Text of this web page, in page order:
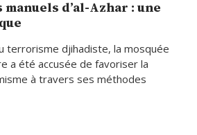
d’al-Azhar : une
terrorisme djihadiste, la mosquée
a été accusée de favoriser la
à travers ses méthodes